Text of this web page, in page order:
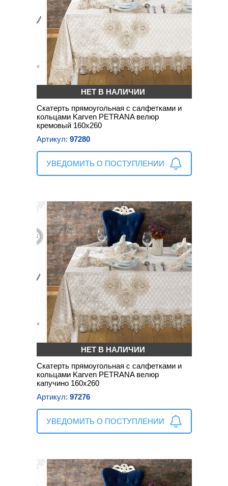
НЕТ В НАЛИЧИИ
Скатерть прямоугольная с салфетками и
кольцами Karven PETRANA велюр
кремовый 160х260
Артикул: 97280
УВЕДОМИТЬ О ПОСТУПЛЕНИИ
НЕТ В НАЛИЧИИ
Скатерть прямоугольная с салфетками и
кольцами Karven PETRANA велюр
капучино 160х260
Артикул: 97276
УВЕДОМИТЬ О ПОСТУПЛЕНИИ